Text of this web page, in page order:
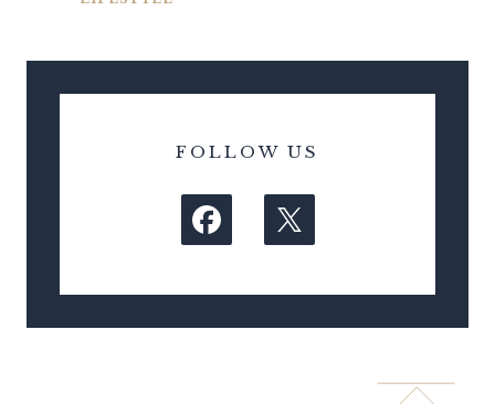
FOLLOW US